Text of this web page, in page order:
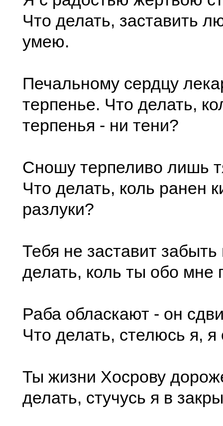
Что делать, заставить
умею.
Печальному сердцу
терпенье. Что делать,
терпенья - ни тени?
Сношу терпеливо лишь
Что делать, коль ранен
разлуки?
Тебя не заставит
делать, коль ты обо мне
Раба обласкают - он
Что делать, стелюсь я,
Ты жизни Хосрову
делать, стучусь я в